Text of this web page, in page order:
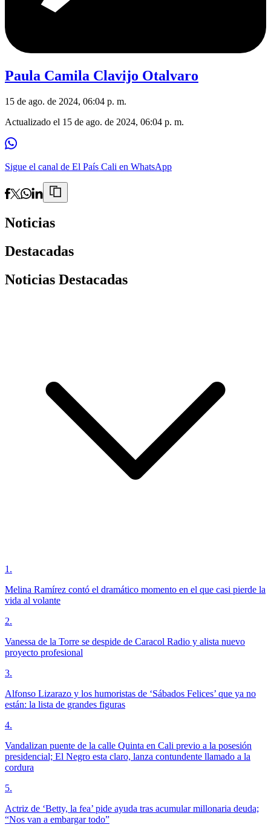
Paula Camila Clavijo Otalvaro
15 de ago. de 2024, 06:04 p. m.
Actualizado el 15 de ago. de 2024, 06:04 p. m.
Sigue el canal de El País Cali en WhatsApp
Noticias
Destacadas
Noticias Destacadas
1 .
Melina Ramírez contó el dramático momento en el que casi pierde la
vida al volante
2.
Vanessa de la Torre se despide de Caracol Radio y alista nuevo
proyecto profesional
3.
Alfonso Lizarazo y los humoristas de ‘Sábados Felices’ que ya no
están: la lista de grandes figuras
4.
Vandalizan puente de la calle Quinta en Cali previo a la posesión
presidencial; El Negro esta claro, lanza contundente llamado a la
cordura
5.
Actriz de ‘Betty, la fea’ pide ayuda tras acumular millonaria deuda;
“Nos van a embargar todo”